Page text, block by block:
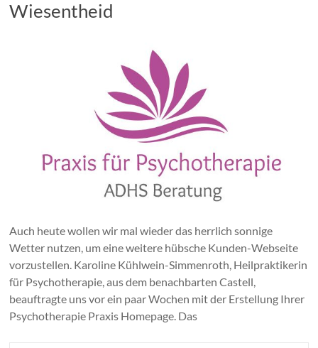
Wiesentheid
Auch heute wollen wir mal wieder das herrlich sonnige
Wetter nutzen, um eine weitere hübsche Kunden-Webseite
vorzustellen. Karoline Kühlwein-Simmenroth, Heilpraktikerin
für Psychotherapie, aus dem benachbarten Castell,
beauftragte uns vor ein paar Wochen mit der Erstellung Ihrer
Psychotherapie Praxis Homepage. Das